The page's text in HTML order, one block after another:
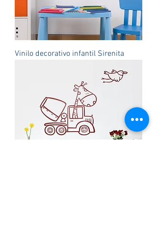
Vinilo decorativo infantil Sirenita